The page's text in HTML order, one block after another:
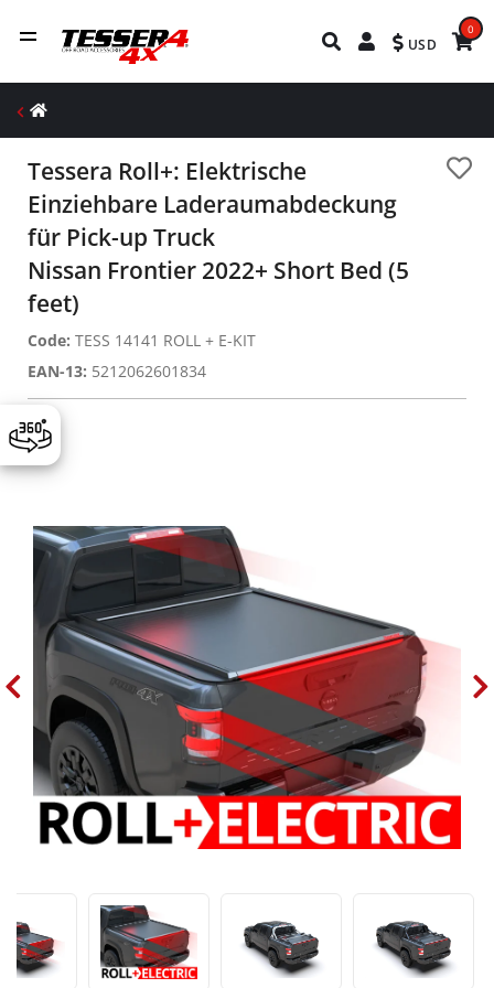
USD
0
Tessera Roll+: Elektrische
Einziehbare Laderaumabdeckung
für Pick-up Truck
Nissan Frontier 2022+ Short Bed (5
feet)
Code: TESS 14141 ROLL + E-KIT
EAN-13: 5212062601834